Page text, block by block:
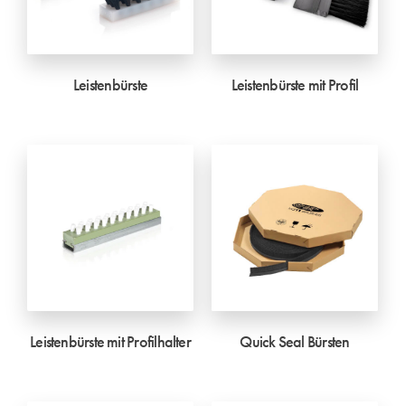
Leistenbürste Leistenbürste mit Profil
Leistenbürste mit Profilhalter Quick Seal Bürsten